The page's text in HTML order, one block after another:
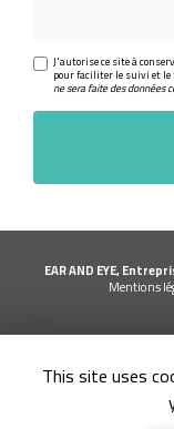
J'autorise ce site à
pour faciliter le suivi et
ne sera faite des données
EAR AND EYE,
Mentions
This site uses